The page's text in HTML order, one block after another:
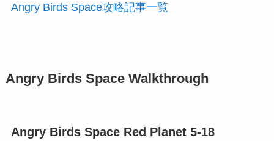
Angry Birds Space攻略記事一覧
Angry Birds Space Walkthrough
Angry Birds Space Red Planet 5-18